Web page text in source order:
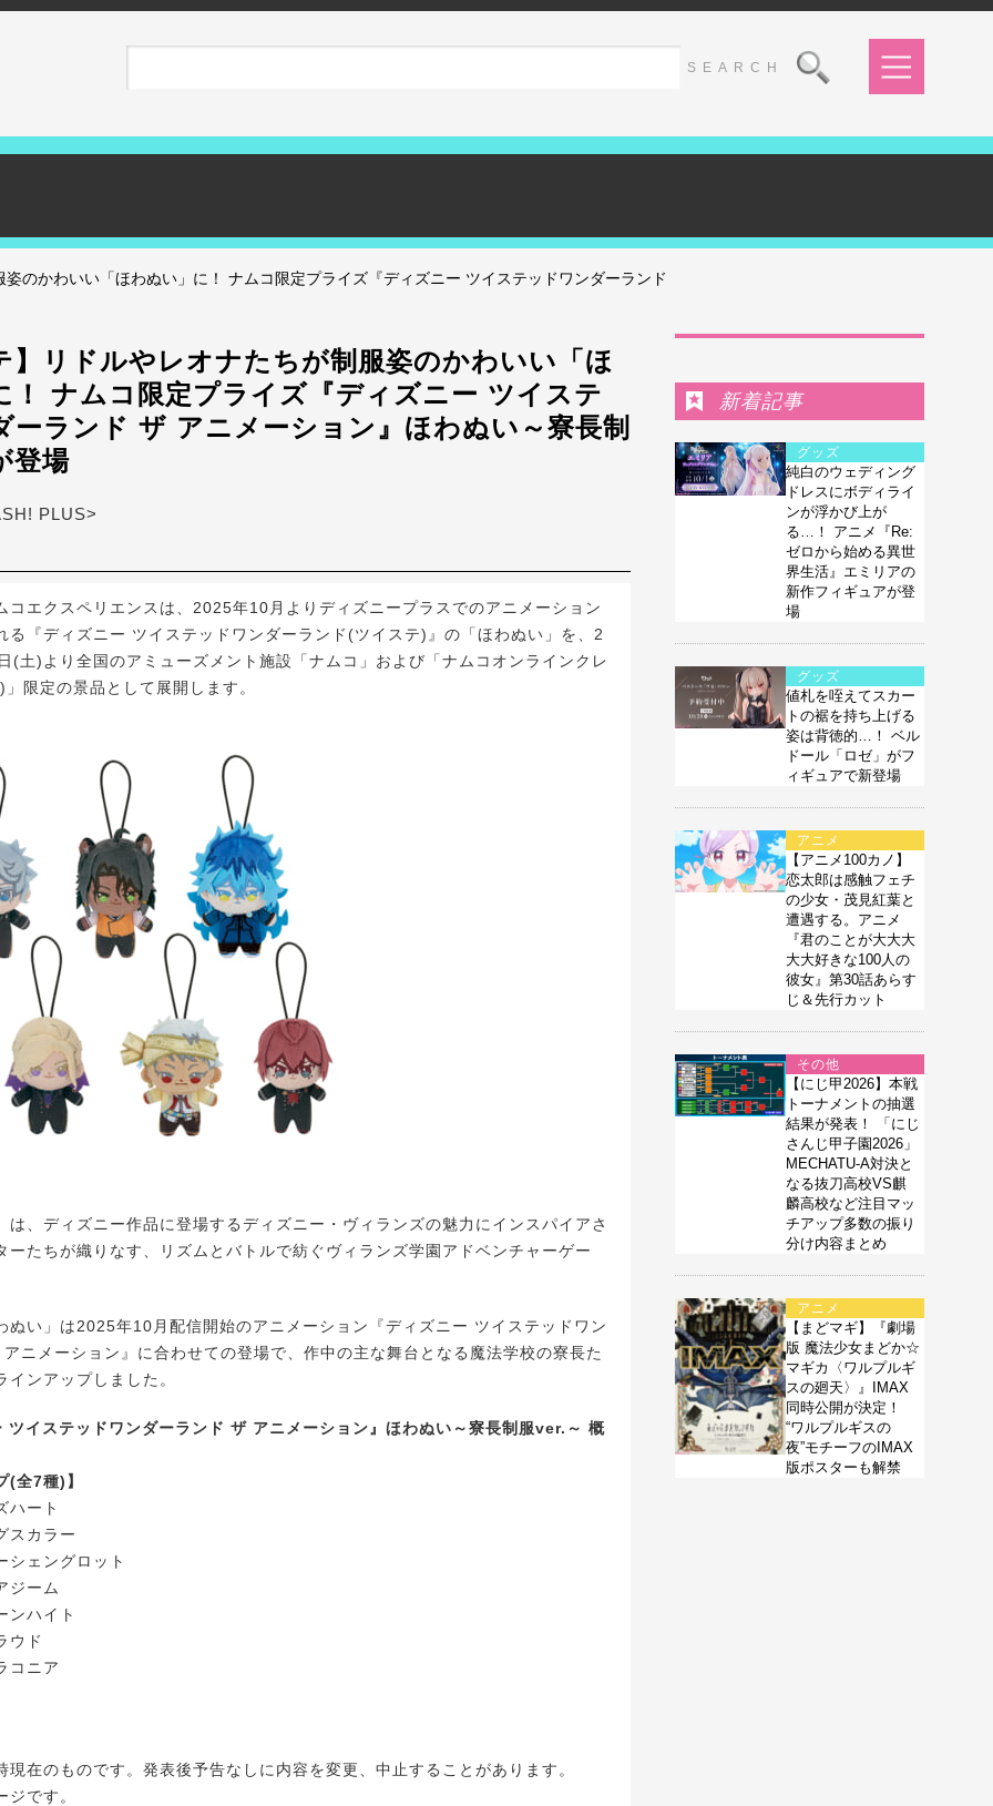
のかわいい「ほわぬい」に！ ナムコ限定プライズ『ディズニー ツイステッドワンダーランド
】リドルやレオナたちが制服姿のかわいい「ほ
！ ナムコ限定プライズ『ディズニー ツイステ
ーランド ザ アニメーション』ほわぬい～寮長制
登場
PLUS>
エクスペリエンスは、2025年10月よりディズニープラスでのアニメーション
る『ディズニー ツイステッドワンダーランド(ツイステ)』の「ほわぬい」を、2
(土)より全国のアミューズメント施設「ナムコ」および「ナムコオンラインクレ
限定の景品として展開します。
、ディズニー作品に登場するディズニー・ヴィランズの魅力にインスパイアさ
ーたちが織りなす、リズムとバトルで紡ぐヴィランズ学園アドベンチャーゲー
い」は2025年10月配信開始のアニメーション『ディズニー ツイステッドワン
ニメーション』に合わせての登場で、作中の主な舞台となる魔法学校の寮長た
インアップしました。
ツイステッドワンダーランド ザ アニメーション』ほわぬい～寮長制服ver.～ 概
(全7種)】
ハート
スカラー
シェングロット
ジーム
ンハイト
ウド
コニア
在のものです。発表後予告なしに内容を変更、中止することがあります。
です。
新着記事
グッズ
純白のウェディング
ドレスにボディライ
ンが浮かび上が
る…！ アニメ『Re:
ゼロから始める異世
界生活』エミリアの
新作フィギュアが登
場
グッズ
値札を咥えてスカー
トの裾を持ち上げる
姿は背徳的…！ ベル
ドール「ロゼ」がフ
ィギュアで新登場
アニメ
【アニメ100カノ】
恋太郎は感触フェチ
の少女・茂見紅葉と
遭遇する。アニメ
『君のことが大大大
大大好きな100人の
彼女』第30話あらす
じ＆先行カット
その他
【にじ甲2026】本戦
トーナメントの抽選
結果が発表！ 「にじ
さんじ甲子園2026」
MECHATU-A対決と
なる抜刀高校VS麒
麟高校など注目マッ
チアップ多数の振り
分け内容まとめ
アニメ
【まどマギ】『劇場
版 魔法少女まどか☆
マギカ〈ワルプルギ
スの廻天〉』IMAX
同時公開が決定！
“ワルプルギスの
夜”モチーフのIMAX
版ポスターも解禁